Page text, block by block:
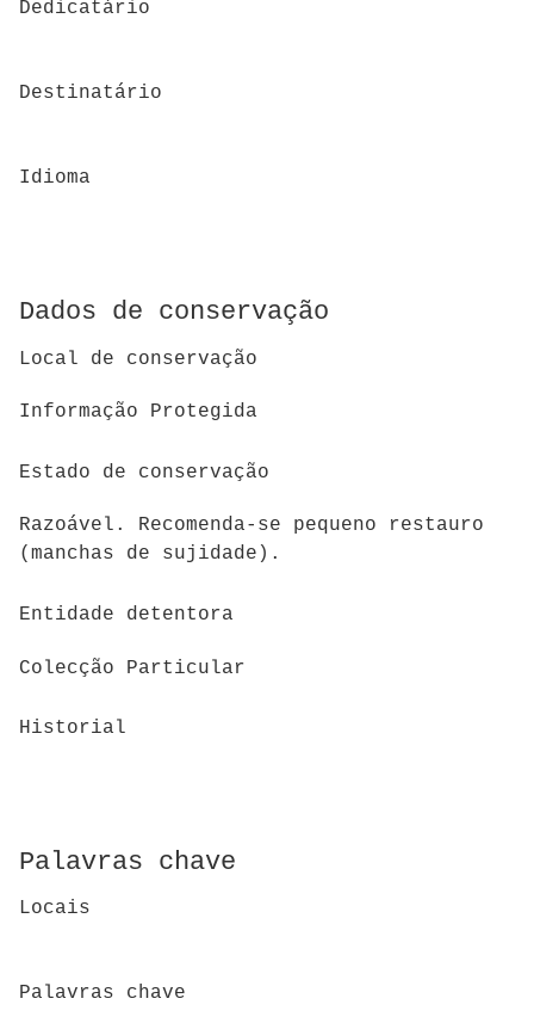
Dedicatário
Destinatário
Idioma
Dados de conservação
Local de conservação
Informação Protegida
Estado de conservação
Razoável. Recomenda-se pequeno restauro
(manchas de sujidade).
Entidade detentora
Colecção Particular
Historial
Palavras chave
Locais
Palavras chave